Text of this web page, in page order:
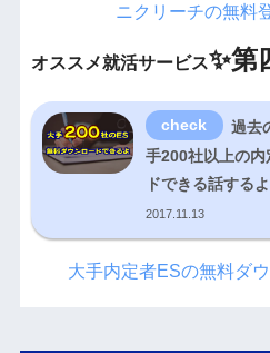
ニクリーチの無料
オススメ就活サービス✨第
過去
手200社以上の
ドできる話するよ
2017.11.13
大手内定者ESの無料ダ